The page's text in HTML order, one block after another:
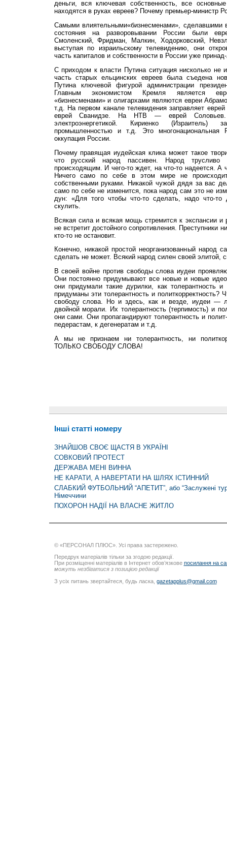
деньги, вся ключевая собственность, все
находятся в руках евреев? Почему премьер-министр
Самыми влиятельными«бизнесменами», сделавшими
состояния на разворовывании России были
Смоленский, Фридман, Малкин, Ходорковский,
выступая по израильскому телевидению, они
часть капиталов и собственности в России уже
С приходом к власти Путина ситуация нисколько не
часть старых ельцинских евреев была съедена
Путина ключевой фигурой администрации
Главным экономистом Кремля является
«бизнесменами» и олигархами являются евреи
т.д. На первом канале телевидения заправляет
еврей Сванидзе. На НТВ — еврей Соловьев.
электроэнергетикой. Кириенко (Израитель)
промышленностью и т.д. Это многонациональная
оккупация России.
Почему правящая иудейская клика может такое
что русский народ пассивен. Народ
происходящим. И чего-то ждет, на что-то надеется. А
Ничего само по себе в этом мире не
собственными руками. Никакой чужой дядя за вас
само по себе не изменится, пока народ сам это не
дун: «Для того чтобы что-то сделать, надо что-
скулить.
Всякая сила и всякая мощь стремится к экспансии и
не встретит достойного сопротивления. Преступники
кто-то не остановит.
Конечно, никакой простой неорганизованный народ
сделать не может. Всякий народ силен своей элитой,
В своей войне против свободы слова иудеи
Они постоянно придумывают все новые и новые
они придумали такие дурилки, как толерантность и
придуманы эти толерантность и политкорректность?
свободу слова. Но и здесь, как и везде, иудеи
двойной морали. Их толерантность (терпимость) и
они сами. Они пропагандируют толерантность и
педерастам, к дегенератам и т.д.
А мы не признаем ни толерантность, ни
ТОЛЬКО СВОБОДУ СЛОВА!
Інші статті номеру
ЗНАЙШОВ СВОЄ ЩАСТЯ В УКРАЇНІ
СОВКОВИЙ ПРОТЕСТ
ДЕРЖАВА МЕНІ ВИННА
НЕ КАРАТИ, А НАВЕРТАТИ НА ШЛЯХ ІСТИННИЙ
СЛАБКИЙ ФУТБОЛЬНИЙ “АПЕТИТ”, або “Заслужені
Німеччини
ПОХОРОН НАДІЇ НА ВЛАСНЕ ЖИТЛО
© «ПЕРСОНАЛ ПЛЮС». Усі права застережено.
Передрук матеріалів тільки за згодою редакції.
При розміщенні матеріалів в Інтернет обов’язкове посилання на
можуть незбігатися з позицією редакції
З усіх питань звертайтеся, будь ласка, gazetapplus@gmail.com